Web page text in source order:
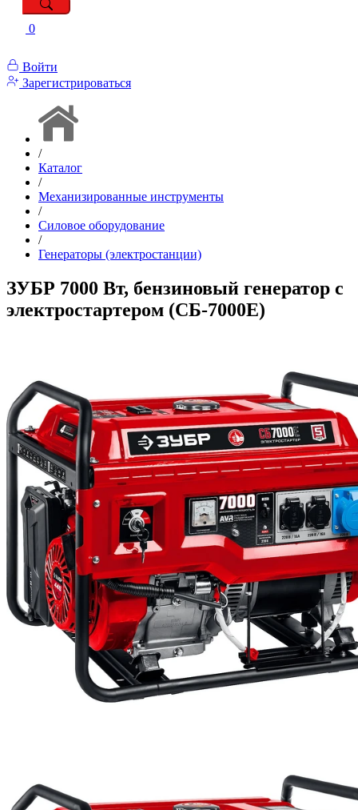
0
Войти
Зарегистрироваться
/
Каталог
/
Механизированные инструменты
/
Силовое оборудование
/
Генераторы (электростанции)
ЗУБР 7000 Вт, бензиновый генератор с
электростартером (СБ-7000Е)